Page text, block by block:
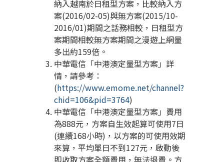
納入越南於日租型方案，比較納入方
案(2016/02-05)與無方案(2015/10-
2016/01)期間之話務相較，日租型方
案期間相較無方案期間之漫遊上網量
多出約159倍。
中華電信「中港澳定量型方案」詳
情，請參考：
(https://www.emome.net/channel?
chid=106&pid=3764)
中華電信「中港澳定量型方案」費用
為888元，方案自生效起算可使用7日
(連續168小時)，以方案的可使用效期
來算，平均單日不到127元，啟動後
即收取方案全額費用，無法退費。方